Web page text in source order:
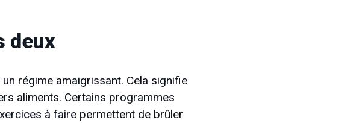
deux
régime amaigrissant. Cela signifie
aliments. Certains programmes
à faire permettent de brûler